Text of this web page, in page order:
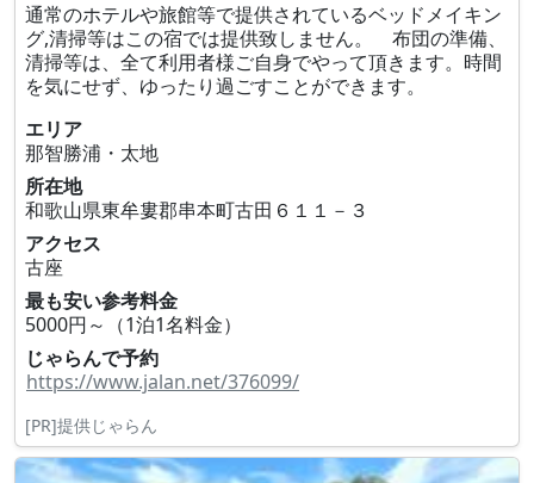
通常のホテルや旅館等で提供されているベッドメイキン
グ,清掃等はこの宿では提供致しません。 布団の準備、
清掃等は、全て利用者様ご自身でやって頂きます。時間
を気にせず、ゆったり過ごすことができます。
エリア
那智勝浦・太地
所在地
和歌山県東牟婁郡串本町古田６１１－３
アクセス
古座
最も安い参考料金
5000円～（1泊1名料金）
じゃらんで予約
https://www.jalan.net/376099/
[PR]提供じゃらん